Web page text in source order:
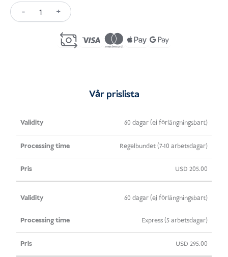
-
Exhibition
+
Vår prislista
Giltighet Pris
60 dagar (ej förlängningsbart)
Regelbundet (7-10 arbetsdagar)
USD 205.00
60 dagar (ej förlängningsbart)
Express (5 arbetsdagar)
USD 295.00